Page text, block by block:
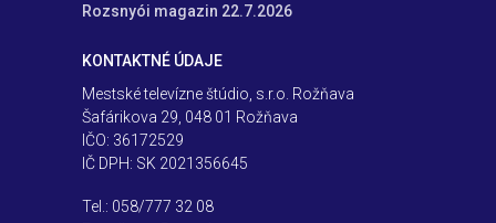
Rozsnyói magazin 22.7.2026
KONTAKTNÉ ÚDAJE
Mestské televízne štúdio, s.r.o. Rožňava
Šafárikova 29, 048 01 Rožňava
IČO: 36172529
IČ DPH: SK 2021356645
Tel.: 058/777 32 08